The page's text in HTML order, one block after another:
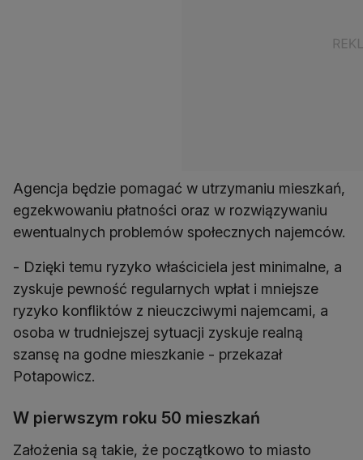
Agencja będzie pomagać w utrzymaniu mieszkań,
egzekwowaniu płatności oraz w rozwiązywaniu
ewentualnych problemów społecznych najemców.
- Dzięki temu ryzyko właściciela jest minimalne, a
zyskuje pewność regularnych wpłat i mniejsze
ryzyko konfliktów z nieuczciwymi najemcami, a
osoba w trudniejszej sytuacji zyskuje realną
szansę na godne mieszkanie - przekazał
Potapowicz.
W pierwszym roku 50 mieszkań
Założenia są takie, że początkowo to miasto